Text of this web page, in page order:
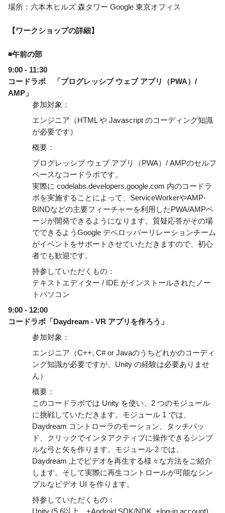
場所：六本木ヒルズ 森タワー Google 東京オフィス
【ワークショップの詳細】
◾午前の部
9:00 - 11:30
コードラボ　「プログレッシブ ウェブ アプリ（PWA）/
AMP」
参加対象：
エンジニア（HTML や Javascript のコーディング知識
が必要です）
概要：
プログレッシブ ウェブ アプリ（PWA）/ AMPのセルフ
ペースなコードラボです。
実際に codelabs.developers.google.com 内のコードラ
ボを実施することによって、ServiceWorkerやAMP-
BINDなどの主要フィーチャーを利用したPWA/AMPペ
ージが開発できるようになります。質疑応答がその場
でできるようGoogle デベロッパーリレーションチーム
がイベントをサポートさせていただきますので、初心
者でも歓迎です。
持参していただくもの：
テキストエディター / IDE がインストールされたノー
トパソコン
9:00 - 12:00
コードラボ「Daydream - VR アプリを作ろう」
参加対象：
エンジニア（C++, C# or Javaのうちどれかのコーディ
ング知識が必要ですが、Unity の経験は必要ありませ
ん）
概要：
このコードラボでは Unity を使い、2 つのモジュール
に挑戦していただきます。モジュール 1 では、
Daydream コントローラのモーション、タッチパッ
ド、クリックでインタアクティブに操作できるシンプ
ルな弓と矢を作ります。モジュール 2 では、
Daydream 上でビデオを再生する様々な方法をご紹介
します。そして実際に再生コントロールが可能なシン
プルなビデオ UI を作ります。
持参していただくもの：